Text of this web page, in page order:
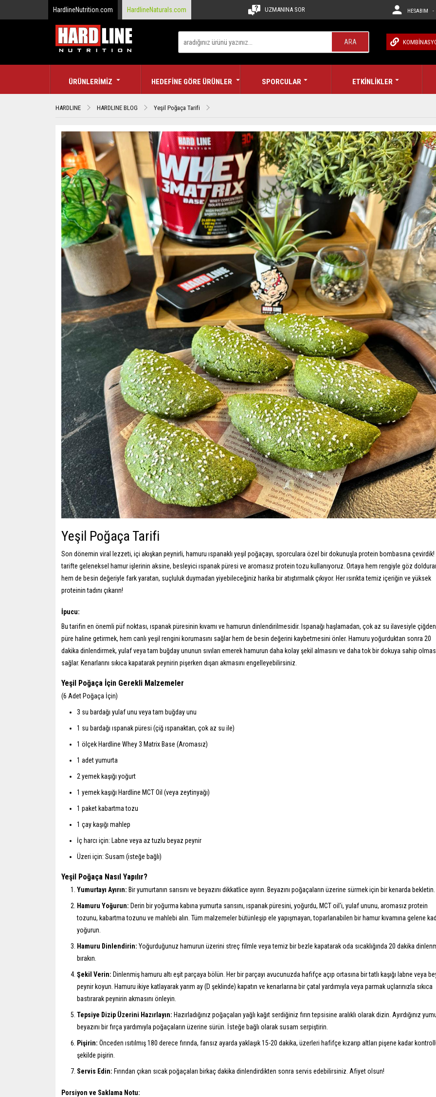
HardlineNutrition.com HardlineNaturals.com UZMANINA SOR HESABIM
ARA
ÜRÜNLERİMİZ HEDEFİNE GÖRE ÜRÜNLER SPORCULAR ETKİNLİKLER
HARDLINE HARDLINE BLOG Yeşil Poğaça Tarifi
Yeşil Poğaça Tarifi
Son dönemin viral lezzeti, içi akışkan peynirli, hamuru ıspanaklı yeşil poğaçayı, sporculara özel bir dokunuşla protein bombasına çevirdik!
tarifte geleneksel hamur işlerinin aksine, besleyici ıspanak püresi ve aromasız protein tozu kullanıyoruz. Ortaya hem rengiyle göz
hem de besin değeriyle fark yaratan, suçluluk duymadan yiyebileceğiniz harika bir atıştırmalık çıkıyor. Her ısırıkta temiz içeriğin ve yüksek
proteinin tadını çıkarın!
İpucu:
Bu tarifin en önemli püf noktası, ıspanak püresinin kıvamı ve hamurun dinlendirilmesidir. Ispanağı haşlamadan, çok az su ilavesiyle çiğden
püre haline getirmek, hem canlı yeşil rengini korumasını sağlar hem de besin değerini kaybetmesini önler. Hamuru yoğurduktan sonra 20
dakika dinlendirmek, yulaf veya tam buğday ununun sıvıları emerek hamurun daha kolay şekil almasını ve daha tok bir dokuya sahip
sağlar. Kenarlarını sıkıca kapatarak peynirin pişerken dışarı akmasını engelleyebilirsiniz.
Yeşil Poğaça İçin Gerekli Malzemeler
(6 Adet Poğaça İçin)
3 su bardağı yulaf unu veya tam buğday unu
1 su bardağı ıspanak püresi (çiğ ıspanaktan, çok az su ile)
1 ölçek Hardline Whey 3 Matrix Base (Aromasız)
1 adet yumurta
2 yemek kaşığı yoğurt
1 yemek kaşığı Hardline MCT Oil (veya zeytinyağı)
1 paket kabartma tozu
1 çay kaşığı mahlep
İç harcı için: Labne veya az tuzlu beyaz peynir
Üzeri için: Susam (isteğe bağlı)
Yeşil Poğaça Nasıl Yapılır?
Yumurtayı Ayırın: Bir yumurtanın sarısını ve beyazını dikkatlice ayırın. Beyazını poğaçaların üzerine sürmek için bir kenarda bekletin.
Hamuru Yoğurun: Derin bir yoğurma kabına yumurta sarısını, ıspanak püresini, yoğurdu, MCT oil'i, yulaf ununu, aromasız protein
tozunu, kabartma tozunu ve mahlebi alın. Tüm malzemeler bütünleşip ele yapışmayan, toparlanabilen bir hamur kıvamına gelene
yoğurun.
Hamuru Dinlendirin: Yoğurduğunuz hamurun üzerini streç filmle veya temiz bir bezle kapatarak oda sıcaklığında 20 dakika
bırakın.
Şekil Verin: Dinlenmiş hamuru altı eşit parçaya bölün. Her bir parçayı avucunuzda hafifçe açıp ortasına bir tatlı kaşığı labne veya
peynir koyun. Hamuru ikiye katlayarak yarım ay (D şeklinde) kapatın ve kenarlarına bir çatal yardımıyla veya parmak uçlarınızla sıkıca
bastırarak peynirin akmasını önleyin.
Tepsiye Dizip Üzerini Hazırlayın: Hazırladığınız poğaçaları yağlı kağıt serdiğiniz fırın tepsisine aralıklı olarak dizin. Ayırdığınız
beyazını bir fırça yardımıyla poğaçaların üzerine sürün. İsteğe bağlı olarak susam serpiştirin.
Pişirin: Önceden ısıtılmış 180 derece fırında, fansız ayarda yaklaşık 15-20 dakika, üzerleri hafifçe kızarıp altları pişene kadar
şekilde pişirin.
Servis Edin: Fırından çıkan sıcak poğaçaları birkaç dakika dinlendirdikten sonra servis edebilirsiniz. Afiyet olsun!
Porsiyon ve Saklama Notu: